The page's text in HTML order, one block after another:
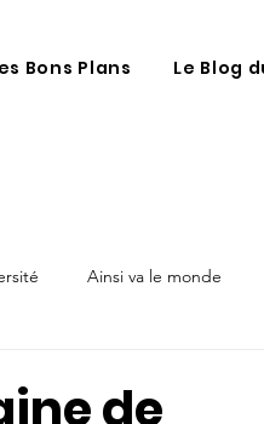
Bons Plans Le Blog
Ainsi va le monde
de